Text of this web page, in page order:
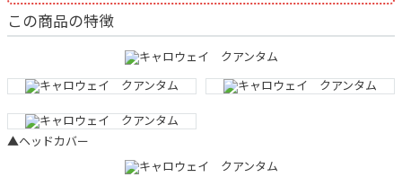
この商品の特徴
▲ヘッドカバー